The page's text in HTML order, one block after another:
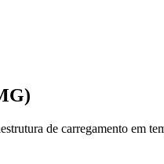
de carregamento em